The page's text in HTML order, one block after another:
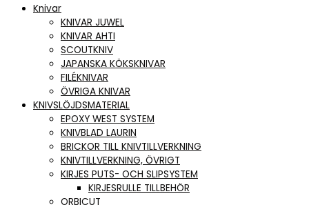
Knivar
KNIVAR JUWEL
KNIVAR AHTI
SCOUTKNIV
JAPANSKA KÖKSKNIVAR
FILÉKNIVAR
ÖVRIGA KNIVAR
KNIVSLÖJDSMATERIAL
EPOXY WEST SYSTEM
KNIVBLAD LAURIN
BRICKOR TILL KNIVTILLVERKNING
KNIVTILLVERKNING, ÖVRIGT
KIRJES PUTS- OCH SLIPSYSTEM
KIRJESRULLE TILLBEHÖR
ORBICUT